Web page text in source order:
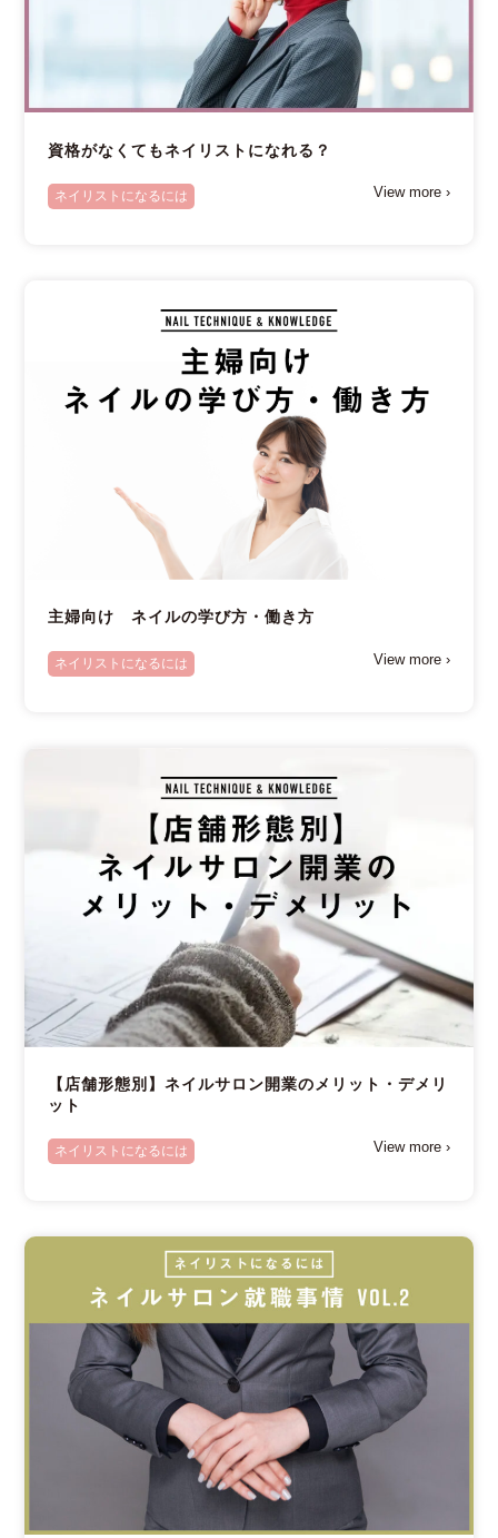
資格がなくてもネイリストになれる？
ネイリストになるには View more ›
主婦向け ネイルの学び方・働き方
ネイリストになるには View more ›
【店舗形態別】ネイルサロン開業のメリット・デメリ
ット
ネイリストになるには View more ›